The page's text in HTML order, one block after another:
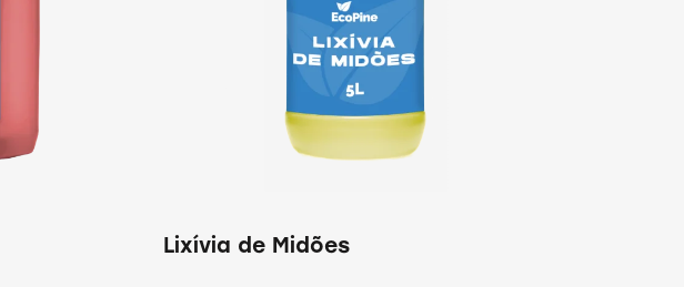
Lixívia de Midões